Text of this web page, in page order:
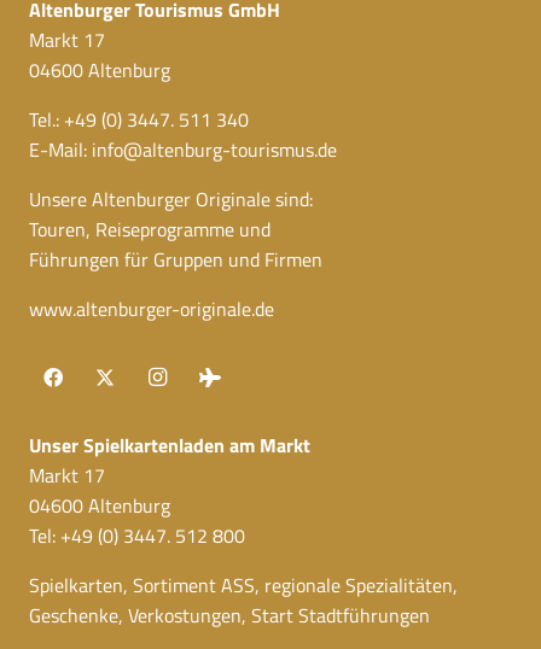
Altenburger Tourismus GmbH
Markt 17
04600 Altenburg
Tel.: +49 (0) 3447. 511 340
E-Mail: info@altenburg-tourismus.de
Unsere Altenburger Originale sind:
Touren, Reiseprogramme und
Führungen für Gruppen und Firmen
www.altenburger-originale.de
Unser Spielkartenladen am Markt
Markt 17
04600 Altenburg
Tel: +49 (0) 3447. 512 800
Spielkarten, Sortiment ASS, regionale Spezialitäten,
Geschenke, Verkostungen, Start Stadtführungen